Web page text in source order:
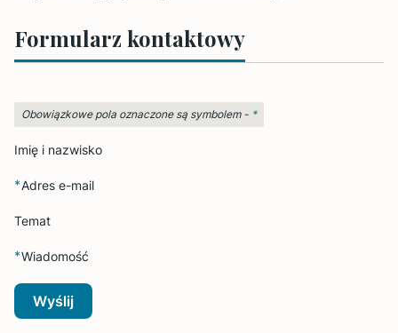
Formularz kontaktowy
Obowiązkowe pola oznaczone są symbolem - *
Imię i nazwisko
*Adres e-mail
Temat
*Wiadomość
Wyślij